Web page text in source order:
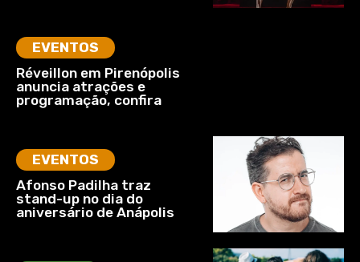
EVENTOS
Réveillon em Pirenópolis
anuncia atrações e
programação, confira
EVENTOS
Afonso Padilha traz
stand-up no dia do
aniversário de Anápolis